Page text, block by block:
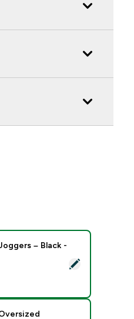
Day Joggers – Black - XXS
– Black -